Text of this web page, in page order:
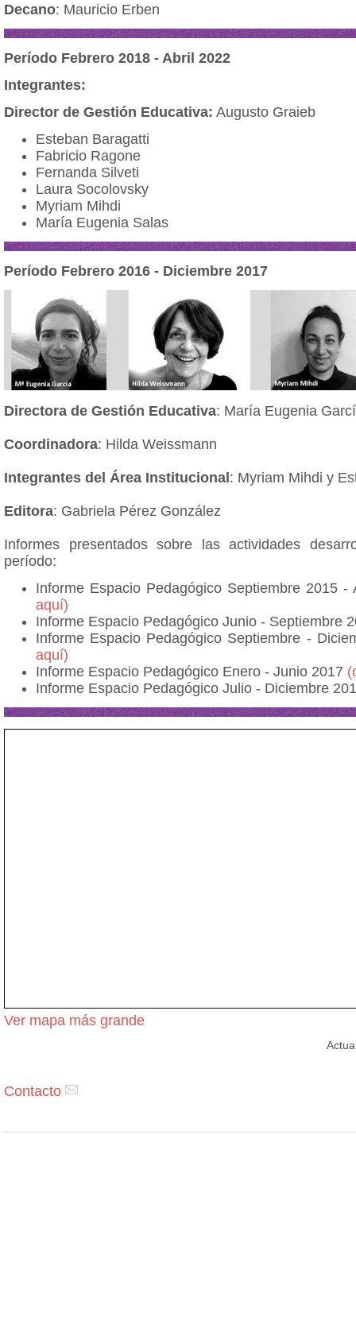
Decano: Mauricio Erben
Período Febrero 2018 - Abril 2022
Integrantes:
Director de Gestión Educativa: Augusto Graieb
Esteban Baragatti
Fabricio Ragone
Fernanda Silveti
Laura Socolovsky
Myriam Mihdi
María Eugenia Salas
Período Febrero 2016 - Diciembre 2017
Directora de Gestión Educativa: María Eugenia
Coordinadora: Hilda Weissmann
Integrantes del Área Institucional : Myriam Mihdi y
Editora: Gabriela Pérez González
Informes presentados sobre las actividades
período:
Informe Espacio Pedagógico Septiembre 2015
aquí)
Informe Espacio Pedagógico Junio - Septiembre
Informe Espacio Pedagógico Septiembre -
aquí)
Informe Espacio Pedagógico Enero - Junio 2017
Informe Espacio Pedagógico Julio - Diciembre
Ver mapa más grande
Contacto